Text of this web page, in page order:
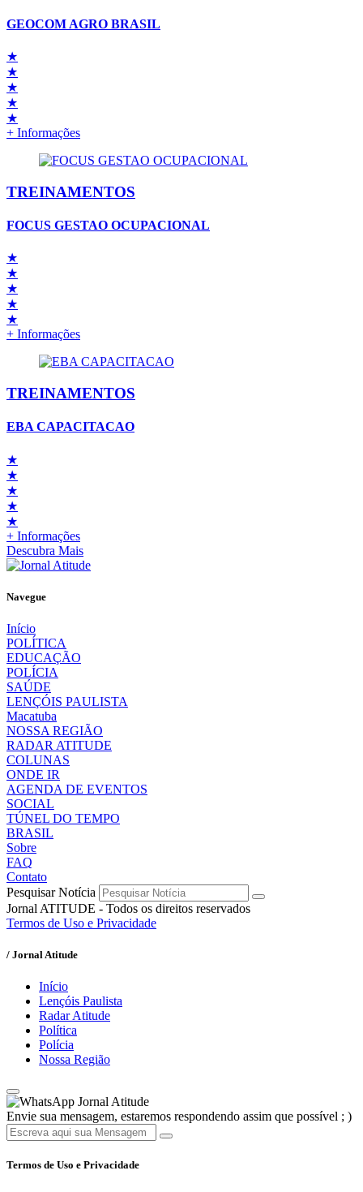
GEOCOM AGRO BRASIL
★
★
★
★
★
+ Informações
TREINAMENTOS
FOCUS GESTAO OCUPACIONAL
★
★
★
★
★
+ Informações
TREINAMENTOS
EBA CAPACITACAO
★
★
★
★
★
+ Informações
Descubra Mais
Navegue
Início
POLÍTICA
EDUCAÇÃO
POLÍCIA
SAÚDE
LENÇÓIS PAULISTA
Macatuba
NOSSA REGIÃO
RADAR ATITUDE
COLUNAS
ONDE IR
AGENDA DE EVENTOS
SOCIAL
TÚNEL DO TEMPO
BRASIL
Sobre
FAQ
Contato
Pesquisar Notícia
Jornal ATITUDE - Todos os direitos reservados
Termos de Uso e Privacidade
/ Jornal Atitude
Início
Lençóis Paulista
Radar Atitude
Política
Polícia
Nossa Região
Jornal Atitude
Envie sua mensagem, estaremos respondendo assim que possível ; )
Termos de Uso e Privacidade